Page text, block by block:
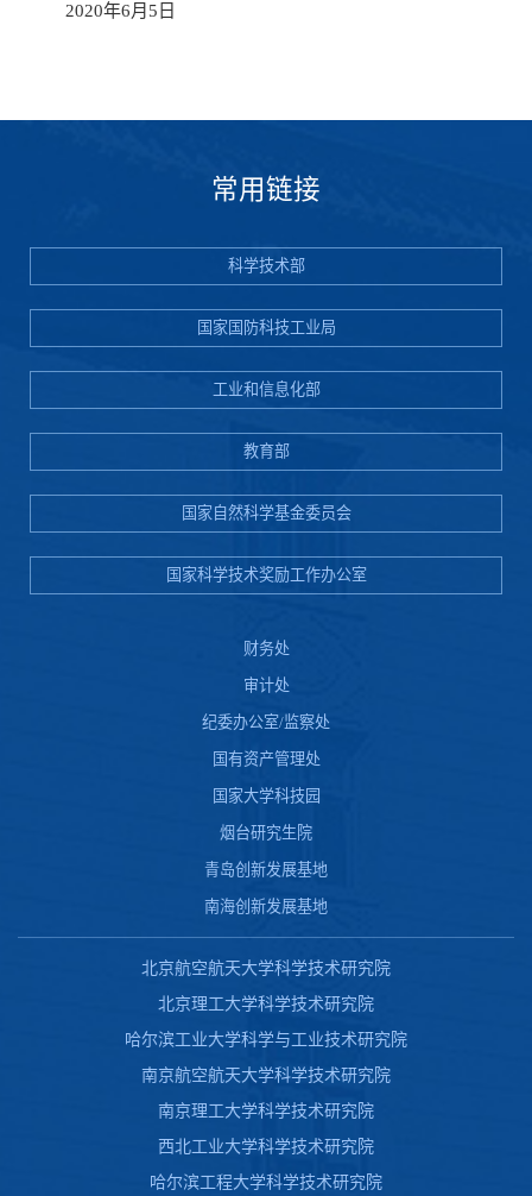
2020年6月5日
常用链接
科学技术部
国家国防科技工业局
工业和信息化部
教育部
国家自然科学基金委员会
国家科学技术奖励工作办公室
财务处
审计处
纪委办公室/监察处
国有资产管理处
国家大学科技园
烟台研究生院
青岛创新发展基地
南海创新发展基地
北京航空航天大学科学技术研究院
北京理工大学科学技术研究院
哈尔滨工业大学科学与工业技术研究院
南京航空航天大学科学技术研究院
南京理工大学科学技术研究院
西北工业大学科学技术研究院
哈尔滨工程大学科学技术研究院